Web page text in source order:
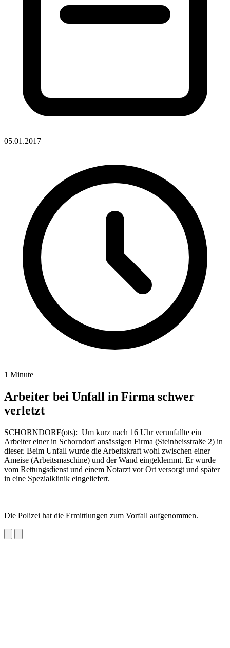
05.01.2017
1 Minute
Arbeiter bei Unfall in Firma schwer
verletzt
SCHORNDORF(ots): Um kurz nach 16 Uhr verunfallte ein
Arbeiter einer in Schorndorf ansässigen Firma (Steinbeisstraße 2) in
dieser. Beim Unfall wurde die Arbeitskraft wohl zwischen einer
Ameise (Arbeitsmaschine) und der Wand eingeklemmt. Er wurde
vom Rettungsdienst und einem Notarzt vor Ort versorgt und später
in eine Spezialklinik eingeliefert.
Die Polizei hat die Ermittlungen zum Vorfall aufgenommen.